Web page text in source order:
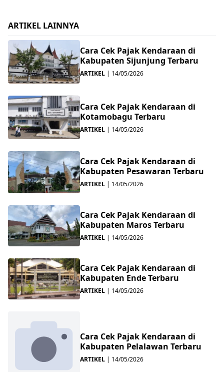
ARTIKEL LAINNYA
Cara Cek Pajak Kendaraan di
Kabupaten Sijunjung Terbaru
ARTIKEL | 14/05/2026
Cara Cek Pajak Kendaraan di
Kotamobagu Terbaru
ARTIKEL | 14/05/2026
Cara Cek Pajak Kendaraan di
Kabupaten Pesawaran Terbaru
ARTIKEL | 14/05/2026
Cara Cek Pajak Kendaraan di
Kabupaten Maros Terbaru
ARTIKEL | 14/05/2026
Cara Cek Pajak Kendaraan di
Kabupaten Ende Terbaru
ARTIKEL | 14/05/2026
Cara Cek Pajak Kendaraan di
Kabupaten Pelalawan Terbaru
ARTIKEL | 14/05/2026